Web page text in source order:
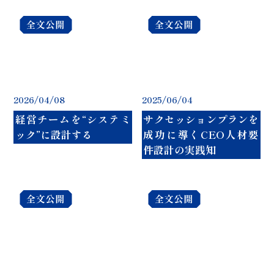
2026/04/08
経営チームを“システミ
ック”に設計する
2025/06/04
サクセッションプランを
成功に導くCEO人材要
件設計の実践知